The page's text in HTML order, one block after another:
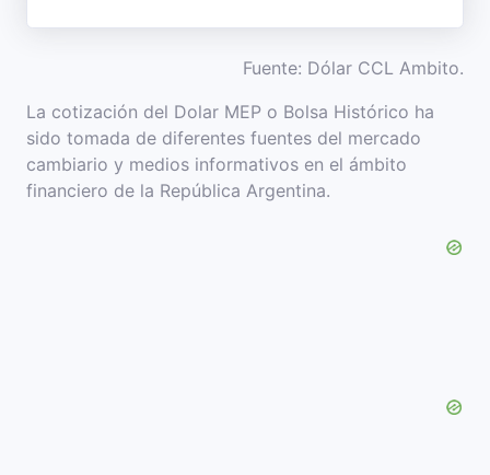
Fuente: Dólar CCL Ambito.
La cotización del Dolar MEP o Bolsa Histórico ha
sido tomada de diferentes fuentes del mercado
cambiario y medios informativos en el ámbito
financiero de la República Argentina.